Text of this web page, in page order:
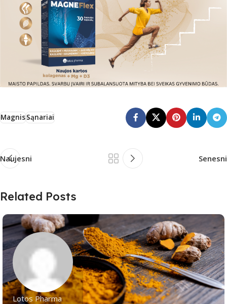
MagnisSąnariai
Naujesni Senesni
Related Posts
Lotos Pharma